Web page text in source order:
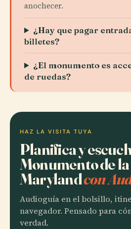
anochecer.
¿Hay que pagar
billetes?
¿El monumento es
de ruedas?
HAZ LA VISITA TUYA
Planifica y
Monumento de
Marylandcon
Audioguía en el bolsillo,
navegador. Pensado para
verdad.